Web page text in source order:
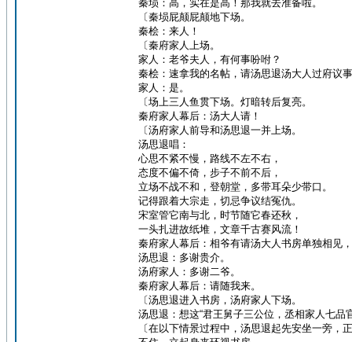
秦埙：高，实在是高！那我就去准备啦。
〔秦埙屁颠屁颠地下场。
秦桧：来人！
〔秦府家人上场。
家人：老爷夫人，有何事吩咐？
秦桧：速拿我的名帖，请汤思退汤大人过府议
家人：是。
〔场上三人鱼贯下场。灯暗转后复亮。
秦府家人幕后：汤大人请！
〔汤府家人前导和汤思退一并上场。
汤思退唱：
心思不紧不慢，路线不左不右，
态度不偏不倚，步子不前不后，
立场不战不和，登朝堂，多带耳朵少带口。
记得跟着大宗走，切忌争议结冤仇。
宋室管它南与北，时节随它春还秋，
一头扎进故纸堆，文章千古赛风流！
秦府家人幕后：相爷有请汤大人书房单独相见
汤思退：多谢贵介。
汤府家人：多谢二爷。
秦府家人幕后：请随我来。
〔汤思退进入书房，汤府家人下场。
汤思退：想这“君王舅子三公位，丞相家人七
〔在以下情景过程中，汤思退起先安坐一旁